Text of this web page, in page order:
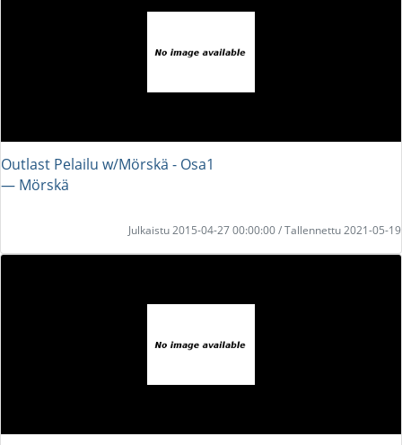
Outlast Pelailu w/Mörskä - Osa1
― Mörskä
Julkaistu 2015-04-27 00:00:00 / Tallennettu 2021-05-19